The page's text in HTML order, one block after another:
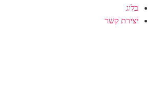
בלוג
יצירת קשר